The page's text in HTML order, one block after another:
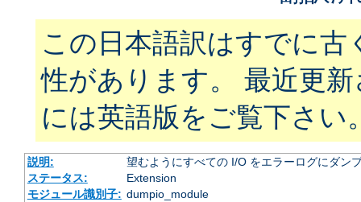
この日本語訳はすでに古
性があります。 最近更
には英語版をご覧下さい
説明:
望むようにすべての I/O をエラーログにダン
ステータス:
Extension
モジュール識別子: dumpio_module